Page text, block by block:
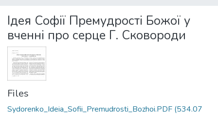
Statistics
Ідея Софії Премудрості Божої у
вченні про серце Г. Сковороди
Files
Sydorenko_Ideia_Sofii_Premudrosti_Bozhoi.PDF (534.07